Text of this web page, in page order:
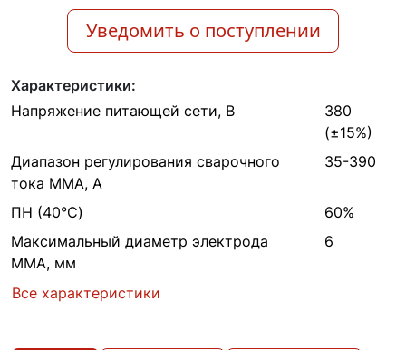
Уведомить о поступлении
Характеристики:
Напряжение питающей сети, В
380
(±15%)
Диапазон регулирования сварочного
тока MMA, А
35-390
ПН (40°C)
60%
Максимальный диаметр электрода
MMA, мм
6
Все характеристики